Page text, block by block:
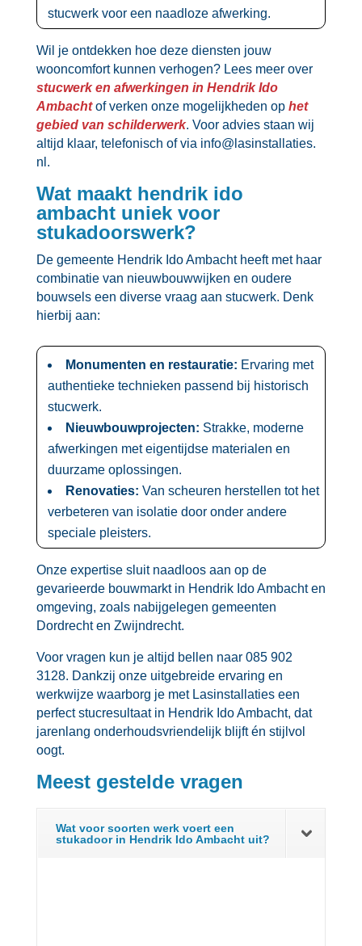
stucwerk voor een naadloze afwerking.​
Wil je ontdekken hoe deze diensten jouw
wooncomfort kunnen verhogen? Lees meer over
stucwerk en afwerkingen in Hendrik Ido
Ambachtof verken onze mogelijkheden op het
gebied van schilderwerk.​ Voor advies staan wij
altijd klaar, telefonisch of via info@lasinstallaties.​
nl.​
Wat maakt hendrik ido
ambacht uniek voor
stukadoorswerk?
De gemeente Hendrik Ido Ambacht heeft met haar
combinatie van nieuwbouwwijken en oudere
bouwsels een diverse vraag aan stucwerk.​ Denk
hierbij aan:
Monumenten en restauratie: Ervaring met
authentieke technieken passend bij historisch
stucwerk.​
Nieuwbouwprojecten: Strakke, moderne
afwerkingen met eigentijdse materialen en
duurzame oplossingen.​
Renovaties: Van scheuren herstellen tot het
verbeteren van isolatie door onder andere
speciale pleisters.​
Onze expertise sluit naadloos aan op de
gevarieerde bouwmarkt in Hendrik Ido Ambacht en
omgeving, zoals nabijgelegen gemeenten
Dordrecht en Zwijndrecht.​
Voor vragen kun je altijd bellen naar 085 902
3128.​ Dankzij onze uitgebreide ervaring en
werkwijze waarborg je met Lasinstallaties een
perfect stucresultaat in Hendrik Ido Ambacht, dat
jarenlang onderhoudsvriendelijk blijft én stijlvol
oogt.​
Meest gestelde vragen
Wat voor soorten werk voert een
stukadoor in Hendrik Ido Ambacht uit?